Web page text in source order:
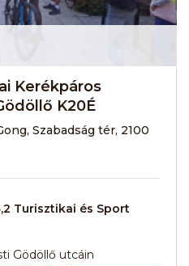
Kerékpáros
K20É
Szabadság tér, 2100
Turisztikai és Sport
Gödöllő utcáin